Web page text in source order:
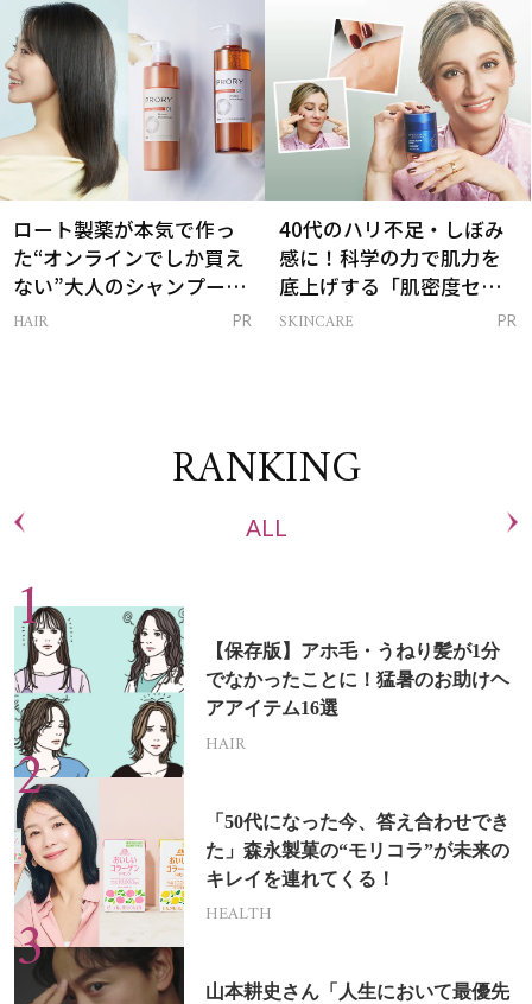
ロート製薬が本気で作っ
た“オンラインでしか買え
ない”大人のシャンプー＆
トリートメントって？
HAIR PR
40代のハリ不足・しぼみ
感に！科学の力で肌力を
底上げする「肌密度セラ
ム」
SKINCARE PR
RANKING
ALL
【保存版】アホ毛・うねり髪が1分
でなかったことに！猛暑のお助けヘ
アアイテム16選
HAIR
「50代になった今、答え合わせでき
た」森永製菓の“モリコラ”が未来の
キレイを連れてくる！
HEALTH
山本耕史さん「人生において最優先